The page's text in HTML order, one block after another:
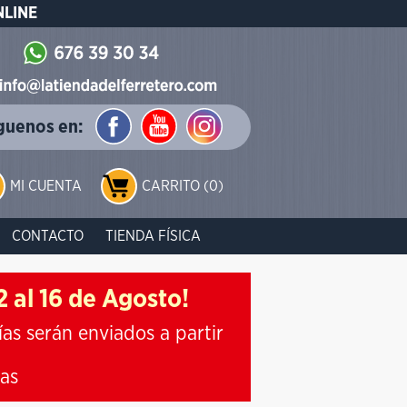
en:
MI CUENTA CARRITO (0)
CONTACTO TIENDA FÍSICA
al 16 de Agosto!
serán enviados a partir